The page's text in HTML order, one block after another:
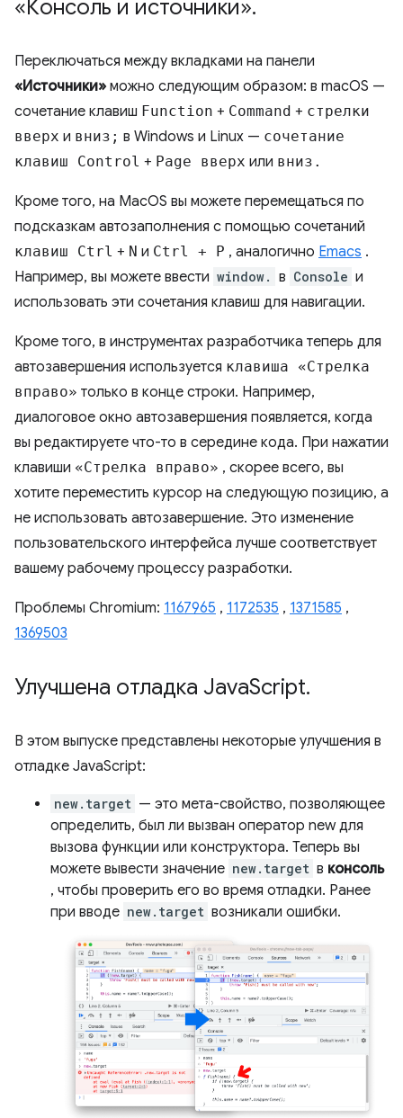
«Консоль и источники».
Переключаться между вкладками на панели
«Источники» можно следующим образом: в macOS —
сочетание клавиш Function + Command + стрелки
вверх и вниз; в Windows и Linux — сочетание
клавиш Control + Page вверх или вниз.
Кроме того, на MacOS вы можете перемещаться по
подсказкам автозаполнения с помощью сочетаний
клавиш Ctrl + N и Ctrl + P , аналогично Emacs .
Например, вы можете ввести window. в Console и
использовать эти сочетания клавиш для навигации.
Кроме того, в инструментах разработчика теперь для
автозавершения используется клавиша «Стрелка
вправо» только в конце строки. Например,
диалоговое окно автозавершения появляется, когда
вы редактируете что-то в середине кода. При нажатии
клавиши «Стрелка вправо» , скорее всего, вы
хотите переместить курсор на следующую позицию, а
не использовать автозавершение. Это изменение
пользовательского интерфейса лучше соответствует
вашему рабочему процессу разработки.
Проблемы Chromium: 1167965 , 1172535 , 1371585 ,
1369503
Улучшена отладка JavaScript.
В этом выпуске представлены некоторые улучшения в
отладке JavaScript:
new.target — это мета-свойство, позволяющее
определить, был ли вызван оператор new для
вызова функции или конструктора. Теперь вы
можете вывести значение new.target в консоль
, чтобы проверить его во время отладки. Ранее
при вводе new.target возникали ошибки.